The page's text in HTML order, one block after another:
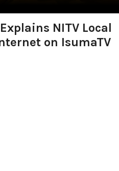
NITV Local
on IsumaTV